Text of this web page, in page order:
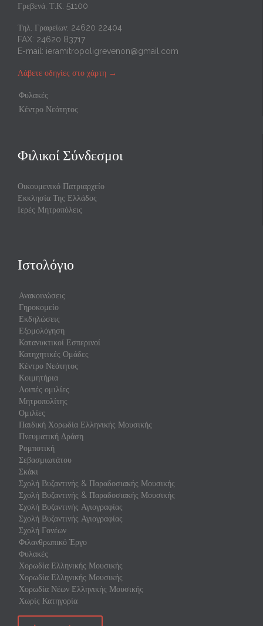
Γρεβενά, Τ.Κ. 51100
Τηλ. Γραφείων: 24620 22404
FAX: 24620 83717
E-mail: ieramitropoligrevenon@gmail.com
Λάβετε οδηγίες στο χάρτη →
Φυλακές
Κέντρο Νεότητος
Φιλικοί Σύνδεσμοι
Οικουμενικό Πατριαρχείο
Εκκλησία Της Ελλάδος
Ιερές Μητροπόλεις
Ιστολόγιο
Ανακοινώσεις
Γηροκομείο
Εκδηλώσεις
Εξομολόγηση
Κατανυκτικοί Εσπερινοί
Κατηχητικές Ομάδες
Κέντρο Νεότητος
Κοιμητήρια
Λοιπές ομιλίες
Μητροπολίτης
Ομιλίες
Παιδική Χορωδία Ελληνικής Μουσικής
Πνευματική Δράση
Ρομποτική
Σεβασμιωτάτου
Σκάκι
Σχολή Βυζαντινής & Παραδοσιακής Μουσικής
Σχολή Βυζαντινής & Παραδοσιακής Μουσικής
Σχολή Βυζαντινής Αγιογραφίας
Σχολή Βυζαντινής Αγιογραφίας
Σχολή Γονέων
Φιλανθρωπικό Έργο
Φυλακές
Χορωδία Ελληνικής Μουσικής
Χορωδία Ελληνικής Μουσικής
Χορωδία Νέων Ελληνικής Μουσικής
Χωρίς Κατηγορία